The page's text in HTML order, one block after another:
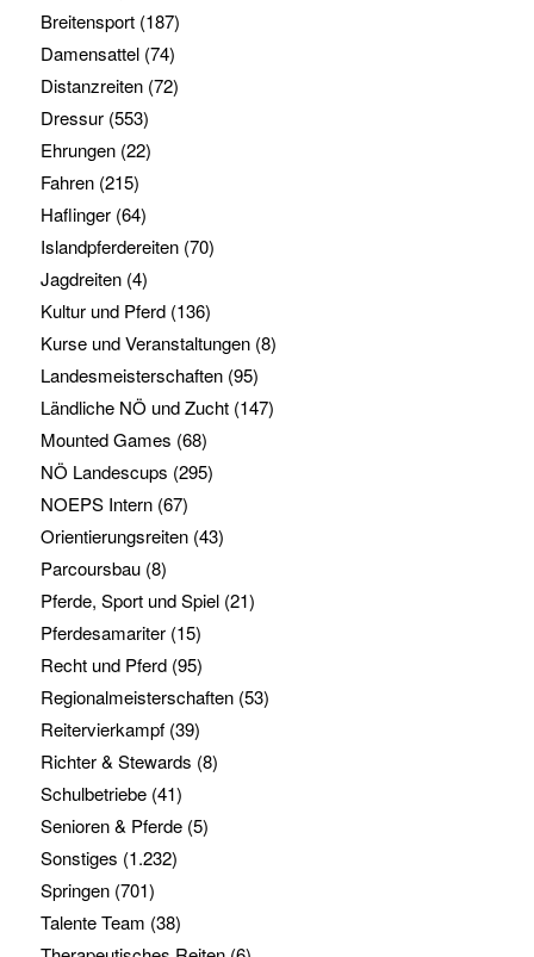
Breitensport(187)
Damensattel(74)
Distanzreiten(72)
Dressur(553)
Ehrungen(22)
Fahren(215)
Haflinger(64)
Islandpferdereiten(70)
Jagdreiten(4)
Kultur und Pferd(136)
Kurse und Veranstaltungen(8)
Landesmeisterschaften(95)
Ländliche NÖ und Zucht(147)
Mounted Games (68)
NÖ Landescups (295)
NOEPS Intern(67)
Orientierungsreiten(43)
Parcoursbau(8)
Pferde, Sport und Spiel(21)
Pferdesamariter(15)
Recht und Pferd(95)
Regionalmeisterschaften(53)
Reitervierkampf(39)
Richter & Stewards (8)
Schulbetriebe(41)
Senioren & Pferde(5)
Sonstiges (1.232)
Springen(701)
Talente Team (38)